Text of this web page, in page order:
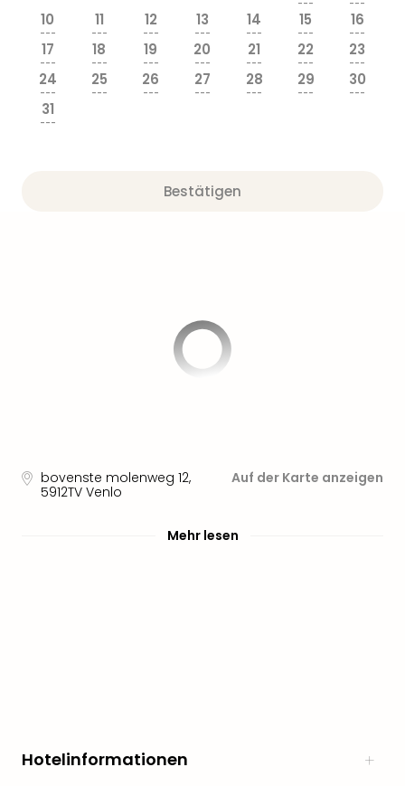
--- ---
10
---
11
---
12
---
13
---
14
---
15
---
16
---
17
---
18
---
19
---
20
---
21
---
22
---
23
---
24
---
25
---
26
---
27
---
28
---
29
---
30
---
31
---
Bestätigen
bovenste molenweg 12,
5912TV Venlo
Auf der Karte anzeigen
Mehr lesen
Hotelinformationen